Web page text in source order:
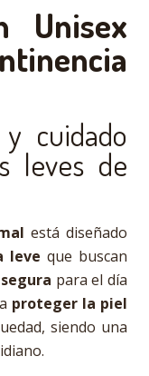
Unisex
cuidado
leves de
está diseñado
leve que buscan
para el día
proteger la piel
siendo una